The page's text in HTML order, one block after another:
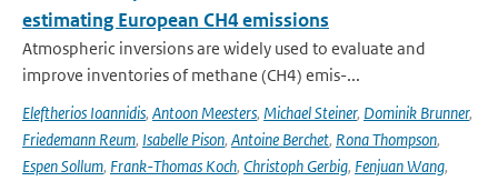
estimating European CH4 emissions
Atmospheric inversions are widely used to evaluate and
improve inventories of methane (CH4) emis-...
Eleftherios Ioannidis, Antoon Meesters, Michael Steiner, Dominik Brunner,
Friedemann Reum, Isabelle Pison, Antoine Berchet, Rona Thompson,
Espen Sollum, Frank-Thomas Koch, Christoph Gerbig, Fenjuan Wang,